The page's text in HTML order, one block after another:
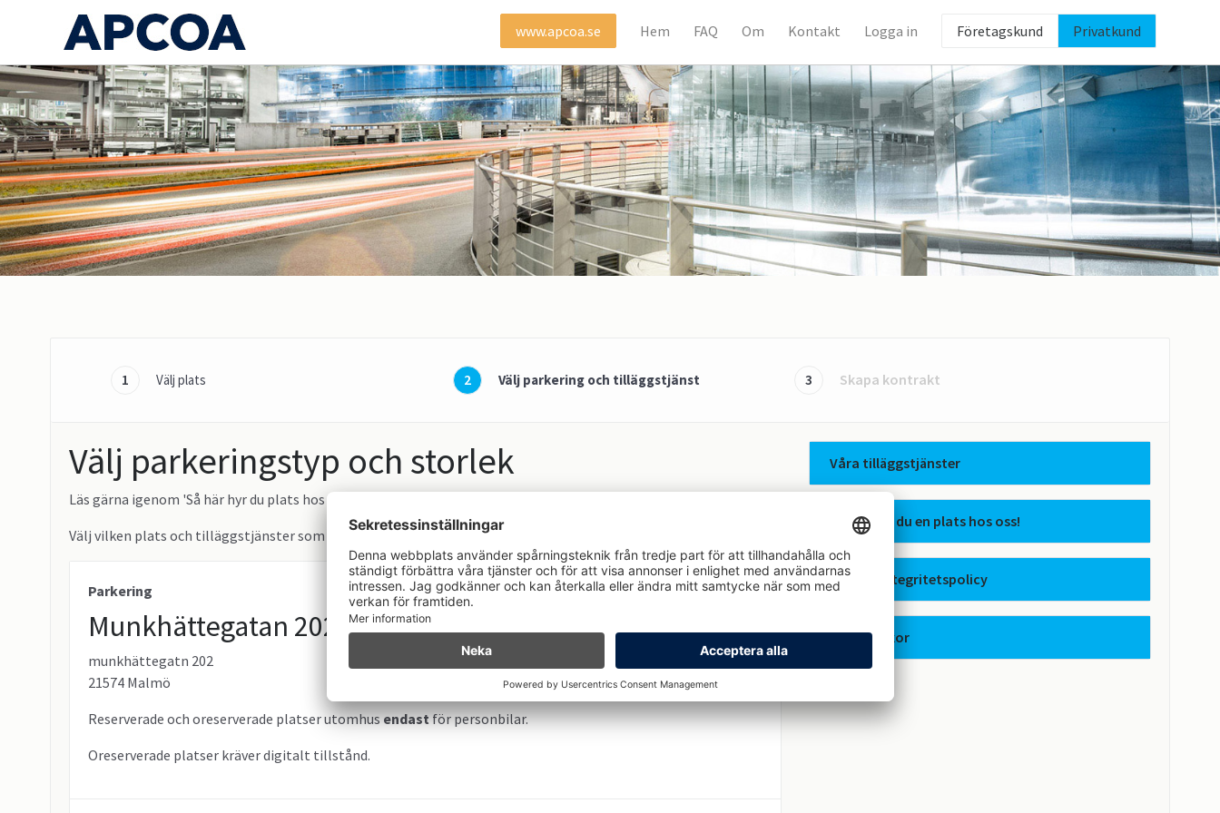
www.apcoa.se Hem FAQ Om Kontakt Logga in Företagskund Privatkund
1 Välj plats 2 Välj parkering och tilläggstjänst 3 Skapa kontrakt
Välj parkeringstyp och storlek
Läs gärna igenom 'Så här hyr du plats hos oss' till höger innan du börjar!
Välj vilken plats och tilläggstjänster som du vill ha.
Parkering
Munkhättegatan 202 Motetten ytparkering
munkhättegatn 202
21574 Malmö
Reserverade och oreserverade platser utomhusendastför personbilar.
Oreserverade platser kräver digitalt tillstånd.
Våra tilläggstjänster
Så här hyr du en plats hos oss!
Apcoas integritetspolicy
Avtalsvillkor